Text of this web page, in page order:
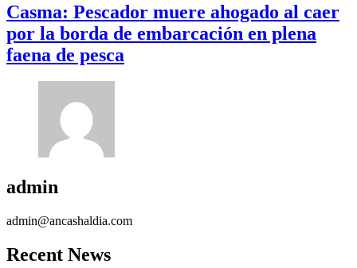
Casma: Pescador muere ahogado al caer
por la borda de embarcación en plena
faena de pesca
admin
admin@ancashaldia.com
Recent News